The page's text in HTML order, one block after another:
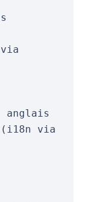
via
anglais
via